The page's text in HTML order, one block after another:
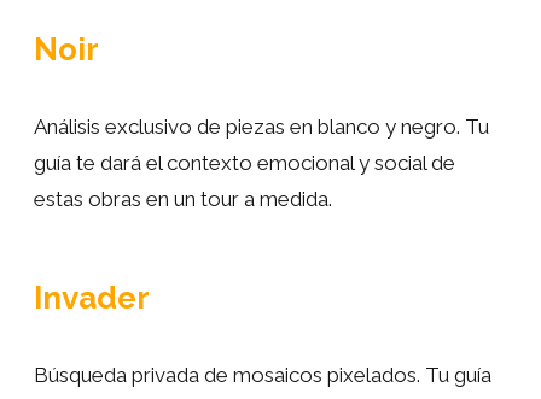
Noir
Análisis exclusivo de piezas en blanco y negro. Tu
guía te dará el contexto emocional y social de
estas obras en un tour a medida.
Invader
Búsqueda privada de mosaicos pixelados. Tu guía